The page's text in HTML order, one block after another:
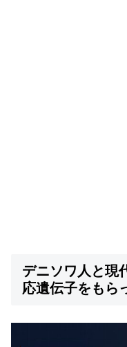
デニソワ人と現
応遺伝子をもら